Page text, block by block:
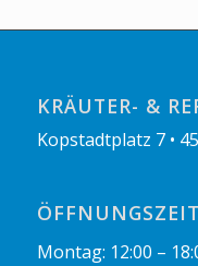
KRÄUTER- &
Kopstadtplatz 7 •
Montag: 12:00 –